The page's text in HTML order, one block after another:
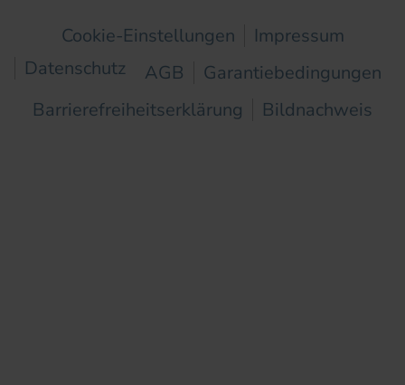
Cookie-Einstellungen
Impressum
Datenschutz
AGB
Garantiebedingungen
Barrierefreiheitserklärung
Bildnachweis